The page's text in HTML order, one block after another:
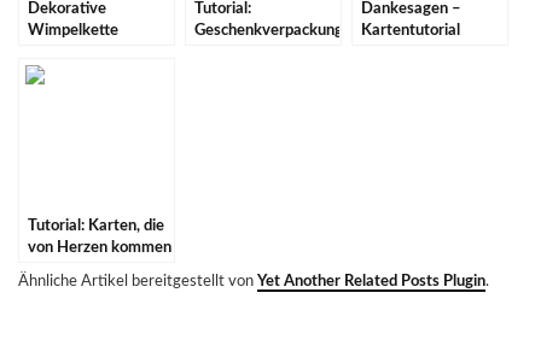
Dekorative
Wimpelkette
DT}
Tutorial:
Geschenkverpackung
Dankesagen –
Kartentutorial
Tutorial: Karten, die
von Herzen kommen
DT}
Ähnliche Artikel bereitgestellt von Yet Another Related Posts Plugin.